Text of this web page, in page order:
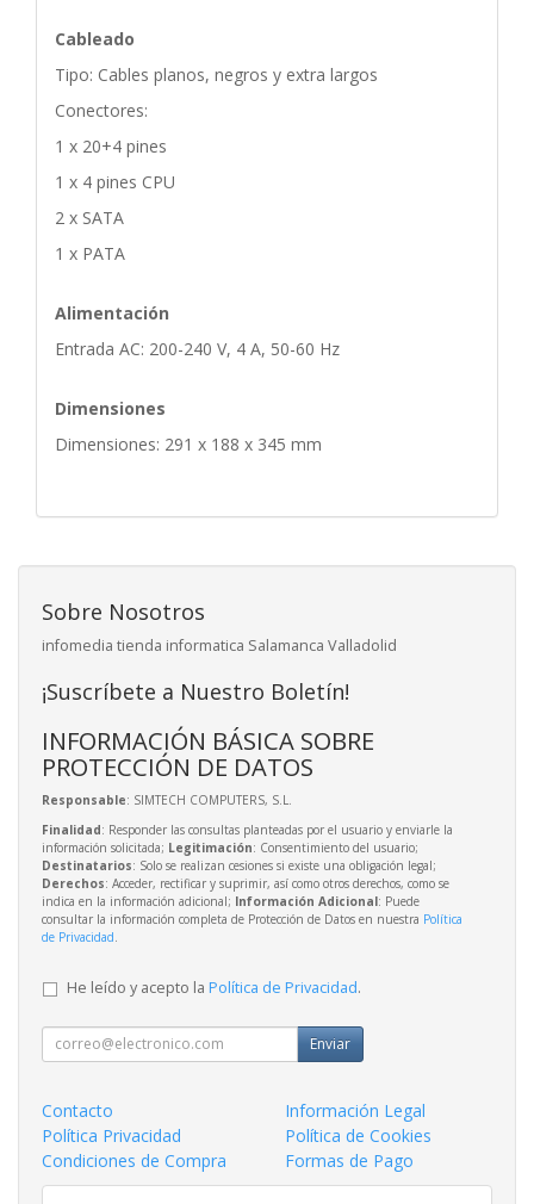
Cableado
Tipo: Cables planos, negros y extra largos
Conectores:
1 x 20+4 pines
1 x 4 pines CPU
2 x SATA
1 x PATA
Alimentación
Entrada AC: 200-240 V, 4 A, 50-60 Hz
Dimensiones
Dimensiones: 291 x 188 x 345 mm
Sobre Nosotros
infomedia tienda informatica Salamanca Valladolid
¡Suscríbete a Nuestro Boletín!
INFORMACIÓN BÁSICA SOBRE
PROTECCIÓN DE DATOS
Responsable: SIMTECH COMPUTERS, S.L.
Finalidad: Responder las consultas planteadas por el usuario y enviarle la
información solicitada; Legitimación: Consentimiento del usuario;
Destinatarios: Solo se realizan cesiones si existe una obligación legal;
Derechos: Acceder, rectificar y suprimir, así como otros derechos, como se
indica en la información adicional; Información Adicional: Puede
consultar la información completa de Protección de Datos en nuestra Política
de Privacidad
He leído y acepto la Política de Privacidad.
Enviar
Contacto
Información Legal
Política Privacidad
Política de Cookies
Condiciones de Compra
Formas de Pago